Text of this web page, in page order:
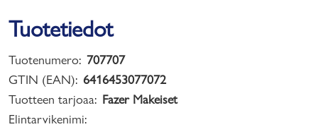
Tuotetiedot
Tuotenumero: 707707
GTIN (EAN): 6416453077072
Tuotteen tarjoaa: Fazer Makeiset
Elintarvikenimi: